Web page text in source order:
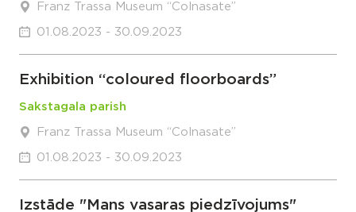
Franz Trassa Museum “Colnasate”
01.08.2023 - 30.09.2023
Exhibition “coloured floorboards”
Sakstagala parish
Franz Trassa Museum “Colnasate”
01.08.2023 - 30.09.2023
Izstāde "Mans vasaras piedzīvojums"